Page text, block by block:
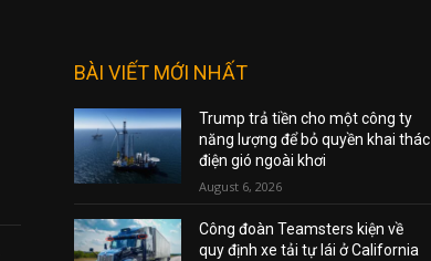
BÀI VIẾT MỚI NHẤT
Trump trả tiền cho một công ty
năng lượng để bỏ quyền khai thác
điện gió ngoài khơi
August 6, 2026
Công đoàn Teamsters kiện về
quy định xe tải tự lái ở California